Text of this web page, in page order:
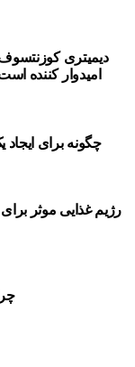
دیمیتری کوزنتسوف
امیدوار کننده
چگونه برای
رژیم غذایی موثر برای 2 ماه: روز حدود بررسی